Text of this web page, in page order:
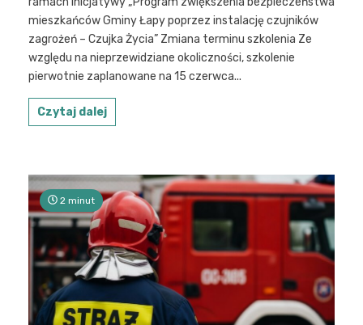
mieszkańców Gminy Łapy poprzez instalację czujników
zagrożeń – Czujka Życia” Zmiana terminu szkolenia Ze
względu na nieprzewidziane okoliczności, szkolenie
pierwotnie zaplanowane na 15 czerwca...
Czytaj dalej
2 minut